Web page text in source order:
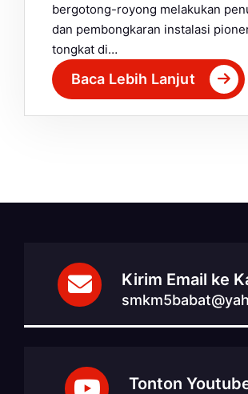
bergotong-royong melakukan
dan pembongkaran instalasi
tongkat di…
Baca Lebih Lanjut
Kirim Email ke
Tonton